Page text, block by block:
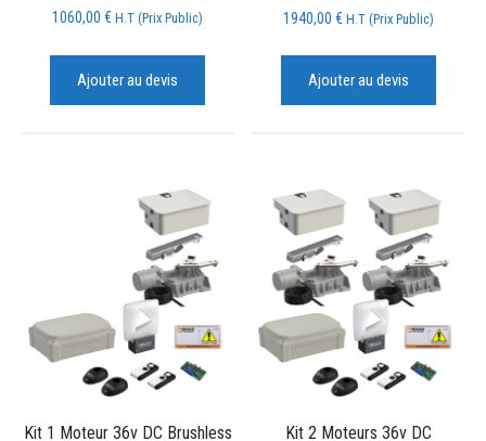
1060,00€ H.T (Prix Public)
Ajouter au devis
1940,00 € H.T (Prix Public)
Ajouter au devis
Kit 1 Moteur 36v DC Brushless
Kit 2 Moteurs 36v DC